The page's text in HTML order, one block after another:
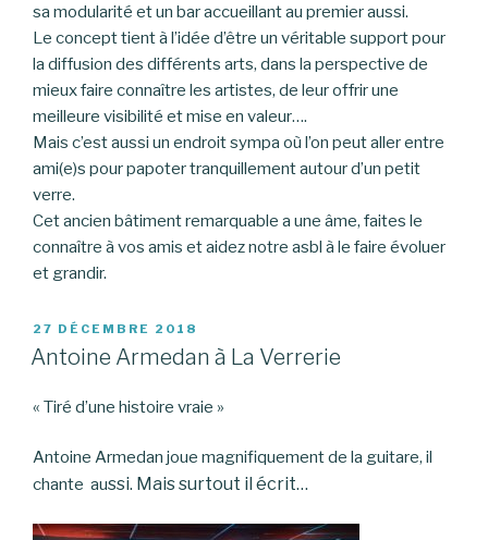
sa modularité et un bar accueillant au premier aussi.
Le concept tient à l’idée d’être un véritable support pour
la diffusion des différents arts, dans la perspective de
mieux faire connaître les artistes, de leur offrir une
meilleure visibilité et mise en valeur….
Mais c’est aussi un endroit sympa où l’on peut aller entre
ami(e)s pour papoter tranquillement autour d’un petit
verre.
Cet ancien bâtiment remarquable a une âme, faites le
connaître à vos amis et aidez notre asbl à le faire évoluer
et grandir.
PUBLIÉ
LE
27 DÉCEMBRE 2018
Antoine Armedan à La Verrerie
« Tiré d’une histoire vraie »
Antoine Armedan joue magnifiquement de la guitare, il
chante aussi. Mais surtout il écrit…